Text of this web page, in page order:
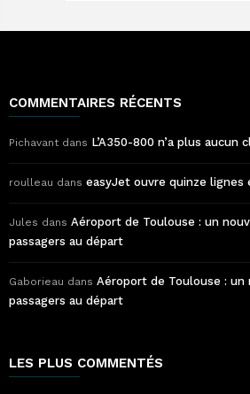
COMMENTAIRES RÉCENTS
Pichavant dans L’A350-800 n’a plus aucun
roulleau dans easyJet ouvre quinze lignes
Jules dans Aéroport de Toulouse : un
passagers au départ
Gaborieau dans Aéroport de Toulouse : un
passagers au départ
LES PLUS COMMENTÉS